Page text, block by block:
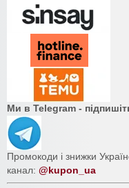
Ми в Telegram -
Промокоди і знижки
канал: @kupon_ua